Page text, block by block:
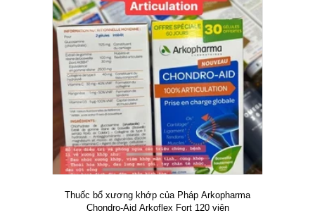
Thuốc bổ xương khớp của Pháp Arkopharma
Chondro-Aid Arkoflex Fort 120 viên